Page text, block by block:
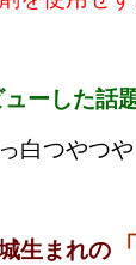
ーした話
白つやつ
生まれの